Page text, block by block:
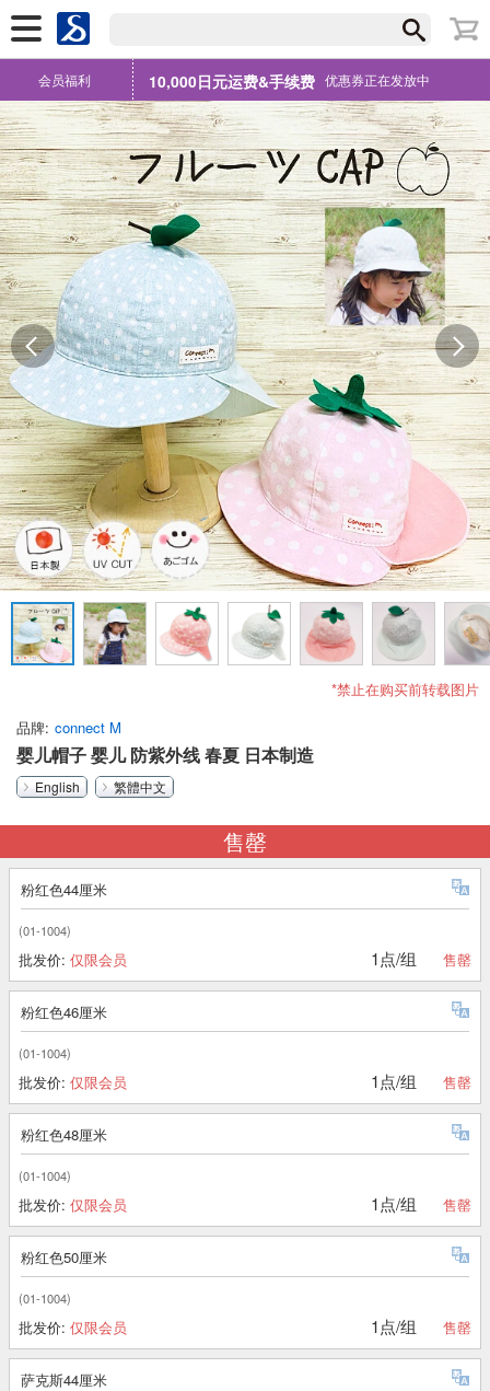
会员福利 10,000日元运费&手续费 优惠券正在发放中
*禁止在购买前转载图片
品牌 connect M
婴儿帽子 婴儿 防紫外线 春夏 日本制造
English 繁體中文
售罄
粉红色44厘米
(01-1004)
批发价: 仅限会员 1点/组 售罄
粉红色46厘米
(01-1004)
批发价: 仅限会员 1点/组 售罄
粉红色48厘米
(01-1004)
批发价: 仅限会员 1点/组 售罄
粉红色50厘米
(01-1004)
批发价: 仅限会员 1点/组 售罄
萨克斯44厘米